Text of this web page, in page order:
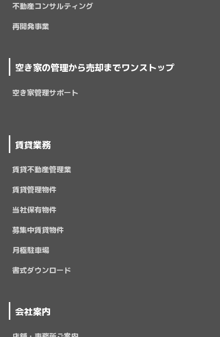
不動産コンサルティング
再開発事業
空き家の管理から売却までワンストップ
空き家管理サポート
賃貸業務
賃貸不動産管理業
賃貸管理物件
当社保有物件
募集中賃貸物件
月極駐車場
書式ダウンロード
会社案内